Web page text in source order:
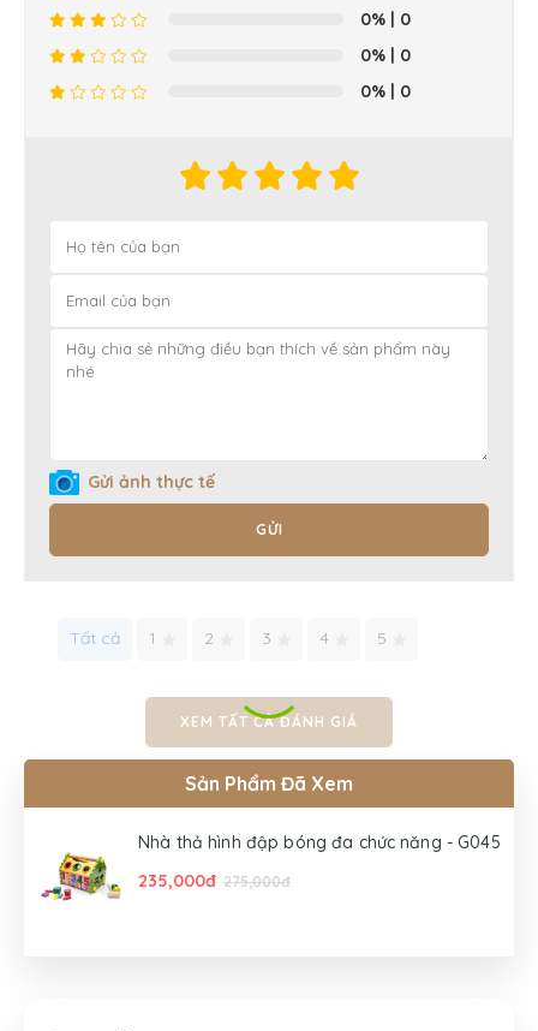
0% | 0
0% | 0
0% | 0
Gửi ảnh thực tế
GỬI
Tất cả 1 2 3 4 5
XEM TẤT CẢ ĐÁNH GIÁ
Sản Phẩm Đã Xem
Nhà thả hình đập bóng đa chức năng - G045
235,000đ 275,000đ